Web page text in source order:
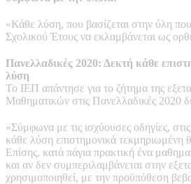
«Κάθε λύση, που βασίζεται στην ύλη
Σχολικού Έτους να εκλαμβάνεται ως
Πανελλαδικές 2020: Δεκτή κάθε
λύση
Το ΙΕΠ απάντησε για το ζήτημα της
Μαθηματικών στις Πανελλαδικές 2020
«Σύμφωνα με τις ισχύουσες οδηγίες,
κάθε λύση επιστημονικά τεκμηριωμένη
Επίσης, κατά πάγια πρακτική ένα
και αν δεν συμπεριλαμβάνεται στην
χρησιμοποιηθεί, με την προϋπόθεση